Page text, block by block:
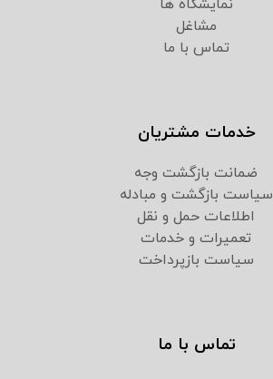
نمایشگاه ها
مشاغل
تماس با ما
خدمات مشتریان
ضمانت بازگشت وجه
سیاست بازگشت و مبادله
اطلاعات حمل و نقل
تعمیرات و خدمات
سیاست بازپرداخت
تماس با ما